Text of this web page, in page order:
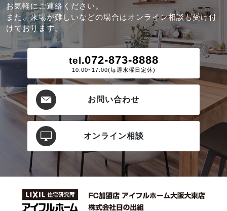
お気軽にご連絡ください。
また、来場が難しいなどの場合はオンライン相談も受け付
けております。
tel.072-873-8888
10:00~17:00(毎週水曜日定休)
お問い合わせ
オンライン相談